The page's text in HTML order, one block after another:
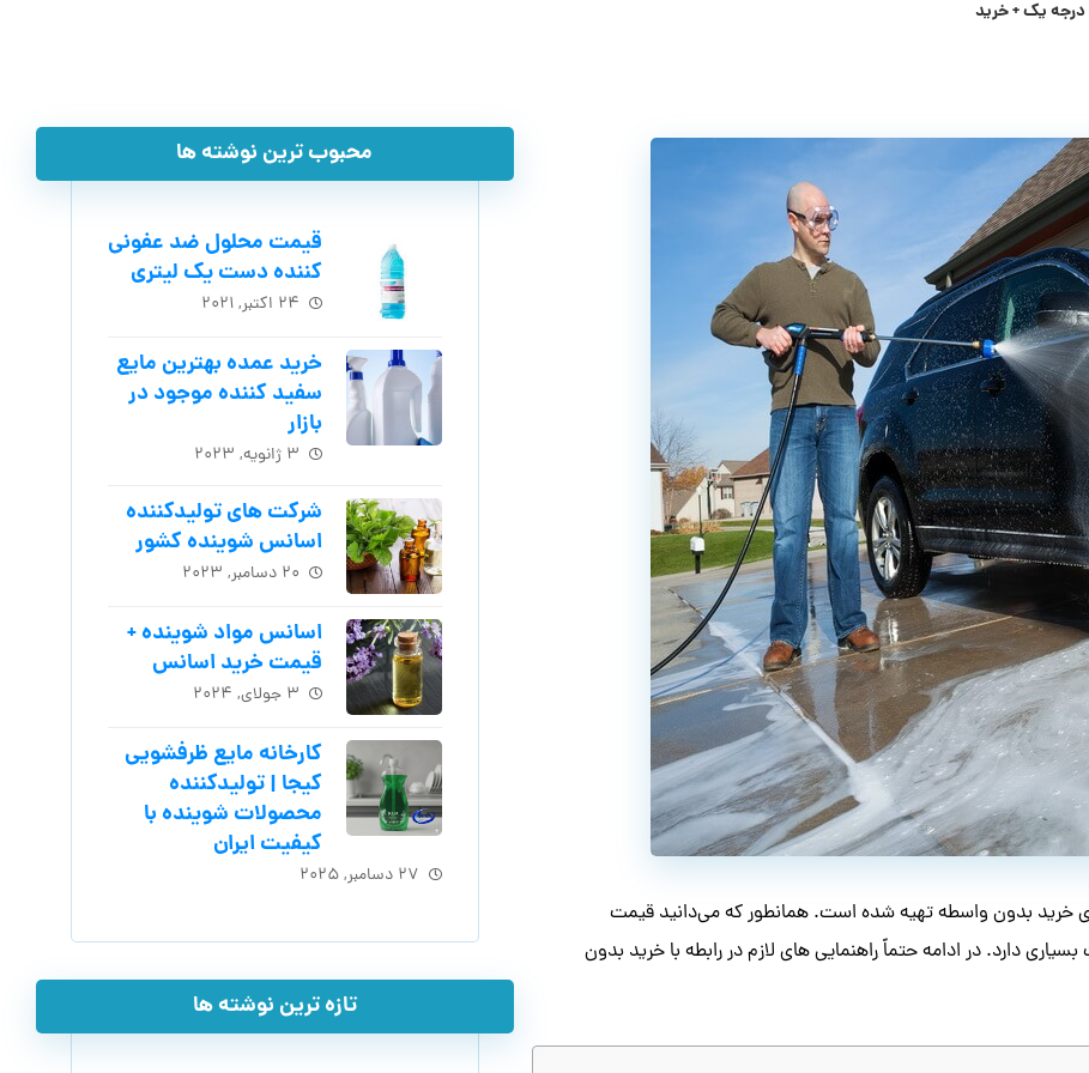
یک + خرید
بدون واسطه تهیه شده است. همانطور که می‌دانید قیمت
دارد. در ادامه حتماً راهنمایی های لازم در رابطه با خرید بدون
محبوب ترین نوشته ها
قیمت محلول ضد عفونی
کننده دست یک لیتری
۲۴ اکتبر, ۲۰۲۱
خرید عمده بهترین مایع
سفید کننده موجود در
بازار
۳ ژانویه, ۲۰۲۳
شرکت های تولیدکننده
اسانس شوینده کشور
۲۰ دسامبر, ۲۰۲۳
اسانس مواد شوینده +
قیمت خرید اسانس
۳ جولای, ۲۰۲۴
کارخانه مایع ظرفشویی
کیجا | تولیدکننده
محصولات شوینده با
کیفیت ایران
۲۷ دسامبر, ۲۰۲۵
تازه ترین نوشته ها